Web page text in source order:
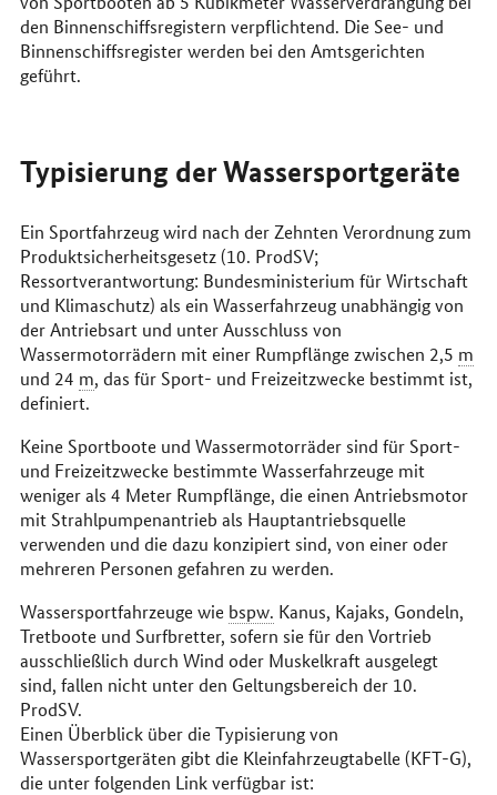
den Binnenschiffsregistern verpflichtend. Die See- und
Binnenschiffsregister werden bei den Amtsgerichten
geführt.
Typisierung der Wassersportgeräte
Ein Sportfahrzeug wird nach der Zehnten Verordnung zum
Produktsicherheitsgesetz (10. ProdSV;
Ressortverantwortung: Bundesministerium für Wirtschaft
und Klimaschutz) als ein Wasserfahrzeug unabhängig von
der Antriebsart und unter Ausschluss von
Wassermotorrädern mit einer Rumpflänge zwischen 2,5 m
und 24 m, das für Sport- und Freizeitzwecke bestimmt ist,
definiert.
Keine Sportboote und Wassermotorräder sind für Sport-
und Freizeitzwecke bestimmte Wasserfahrzeuge mit
weniger als 4 Meter Rumpflänge, die einen Antriebsmotor
mit Strahlpumpenantrieb als Hauptantriebsquelle
verwenden und die dazu konzipiert sind, von einer oder
mehreren Personen gefahren zu werden.
Wassersportfahrzeuge wie bspw. Kanus, Kajaks, Gondeln,
Tretboote und Surfbretter, sofern sie für den Vortrieb
ausschließlich durch Wind oder Muskelkraft ausgelegt
sind, fallen nicht unter den Geltungsbereich der 10.
ProdSV.
Einen Überblick über die Typisierung von
Wassersportgeräten gibt die Kleinfahrzeugtabelle (KFT-G),
die unter folgenden Link verfügbar ist: